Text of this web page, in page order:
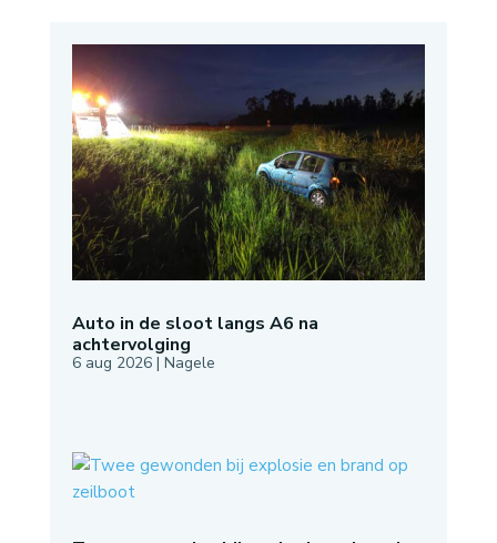
Auto in de sloot langs A6 na
achtervolging
6 aug 2026| Nagele